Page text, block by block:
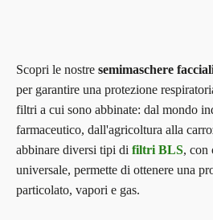
Scopri le nostre semimaschere
per garantire una protezione
filtri a cui sono abbinate: dal mondo
farmaceutico, dall'agricoltura alla
abbinare diversi tipi di filtri BLS, con
universale, permette di ottenere una
particolato, vapori e gas.